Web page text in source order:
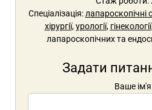
Спеціалізація:лапароскопічні
хірургії,урології, гінекології
лапароскопічних та
Задати
Ваше ім'я